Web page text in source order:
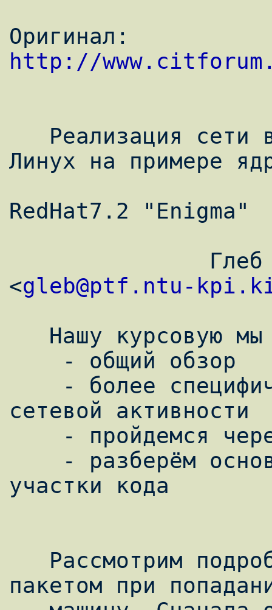
http://
Линух на примере
RedHat7.2 "Enigma"
<gleb@ptf.ntu-